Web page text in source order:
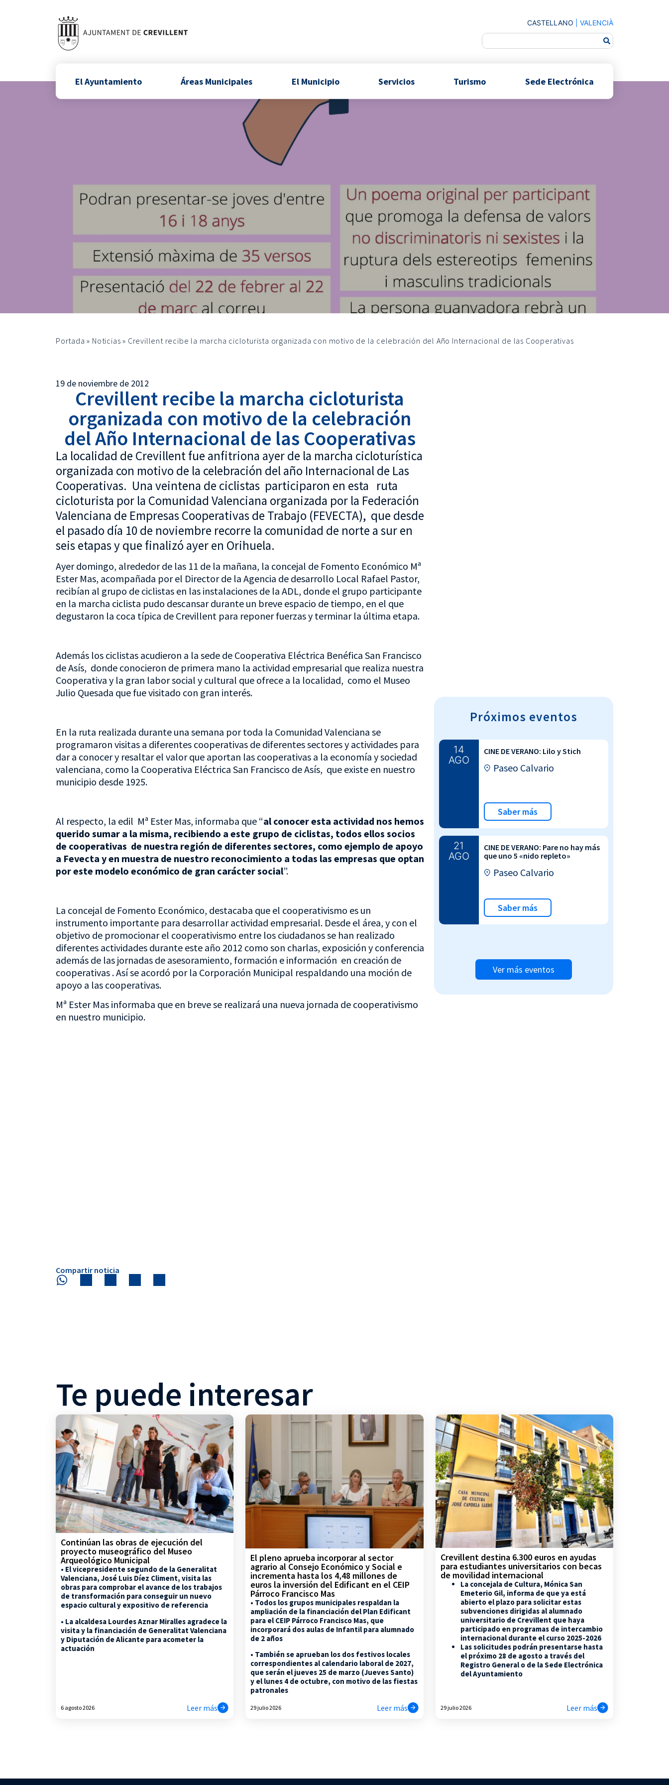
CASTELLANO VALENCIÀ
El Ayuntamiento Áreas Municipales El Municipio Servicios Turismo Sede Electrónica
Portada » Noticias » Crevillent recibe la marcha cicloturista organizada con motivo de la celebración del Año Internacional de las Cooperativas
19 de noviembre de 2012
Crevillent recibe la marcha cicloturista
organizada con motivo de la celebración
del Año Internacional de las Cooperativas
La localidad de Crevillent fue anfitriona ayer de la marcha cicloturística
organizada con motivo de la celebración del año Internacional de Las
Cooperativas. Una veintena de ciclistas participaron en esta ruta
cicloturista por la Comunidad Valenciana organizada por la Federación
Valenciana de Empresas Cooperativas de Trabajo (FEVECTA), que desde
el pasado día 10 de noviembre recorre la comunidad de norte a sur en
seis etapas y que finalizó ayer en Orihuela.
Ayer domingo, alrededor de las 11 de la mañana, la concejal de Fomento Económico Mª
Ester Mas, acompañada por el Director de la Agencia de desarrollo Local Rafael Pastor,
recibían al grupo de ciclistas en las instalaciones de la ADL, donde el grupo participante
en la marcha ciclista pudo descansar durante un breve espacio de tiempo, en el que
degustaron la coca típica de Crevillent para reponer fuerzas y terminar la última etapa.
Además los ciclistas acudieron a la sede de Cooperativa Eléctrica Benéfica San Francisco
de Asís, donde conocieron de primera mano la actividad empresarial que realiza nuestra
Cooperativa y la gran labor social y cultural que ofrece a la localidad, como el Museo
Julio Quesada que fue visitado con gran interés.
En la ruta realizada durante una semana por toda la Comunidad Valenciana se
programaron visitas a diferentes cooperativas de diferentes sectores y actividades para
dar a conocer y resaltar el valor que aportan las cooperativas a la economía y sociedad
valenciana, como la Cooperativa Eléctrica San Francisco de Asís, que existe en nuestro
municipio desde 1925.
Al respecto, la edil Mª Ester Mas, informaba que “al conocer esta actividad nos hemos
querido sumar a la misma, recibiendo a este grupo de ciclistas, todos ellos socios
de cooperativas de nuestra región de diferentes sectores, como ejemplo de apoyo
a Fevecta y en muestra de nuestro reconocimiento a todas las empresas que optan
por este modelo económico de gran carácter social”.
La concejal de Fomento Económico, destacaba que el cooperativismo es un
instrumento importante para desarrollar actividad empresarial. Desde el área, y con el
objetivo de promocionar el cooperativismo entre los ciudadanos se han realizado
diferentes actividades durante este año 2012 como son charlas, exposición y conferencia
además de las jornadas de asesoramiento, formación e información en creación de
cooperativas . Así se acordó por la Corporación Municipal respaldando una moción de
apoyo a las cooperativas.
Mª Ester Mas informaba que en breve se realizará una nueva jornada de cooperativismo
en nuestro municipio.
Próximos eventos
14
AGO
CINE DE VERANO: Lilo y Stich
Paseo Calvario
Saber más
21
AGO
CINE DE VERANO: Pare no hay más
que uno 5 «nido repleto»
Paseo Calvario
Saber más
Ver más eventos
Compartir noticia
Te puede interesar
Continúan las obras de ejecución del
proyecto museográfico del Museo
Arqueológico Municipal
• El vicepresidente segundo de la Generalitat
Valenciana, José Luis Díez Climent, visita las
obras para comprobar el avance de los trabajos
de transformación para conseguir un nuevo
espacio cultural y expositivo de referencia
• La alcaldesa Lourdes Aznar Miralles agradece la
visita y la financiación de Generalitat Valenciana
y Diputación de Alicante para acometer la
actuación
6 agosto 2026 Leer más
El pleno aprueba incorporar al sector
agrario al Consejo Económico y Social e
incrementa hasta los 4,48 millones de
euros la inversión del Edificant en el CEIP
Párroco Francisco Mas
• Todos los grupos municipales respaldan la
ampliación de la financiación del Plan Edificant
para el CEIP Párroco Francisco Mas, que
incorporará dos aulas de Infantil para alumnado
de 2 años
• También se aprueban los dos festivos locales
correspondientes al calendario laboral de 2027,
que serán el jueves 25 de marzo (Jueves Santo)
y el lunes 4 de octubre, con motivo de las fiestas
patronales
29 julio 2026 Leer más
Crevillent destina 6.300 euros en ayudas
para estudiantes universitarios con becas
de movilidad internacional
La concejala de Cultura, Mónica San
Emeterio Gil, informa de que ya está
abierto el plazo para solicitar estas
subvenciones dirigidas al alumnado
universitario de Crevillent que haya
participado en programas de intercambio
internacional durante el curso 2025-2026
Las solicitudes podrán presentarse hasta
el próximo 28 de agosto a través del
Registro General o de la Sede Electrónica
del Ayuntamiento
29 julio 2026 Leer más